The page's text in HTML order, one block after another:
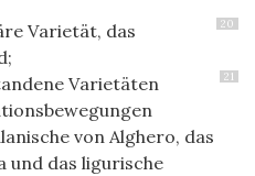
20
Varietät, das
21
Varietäten
von Alghero, das
und das ligurische